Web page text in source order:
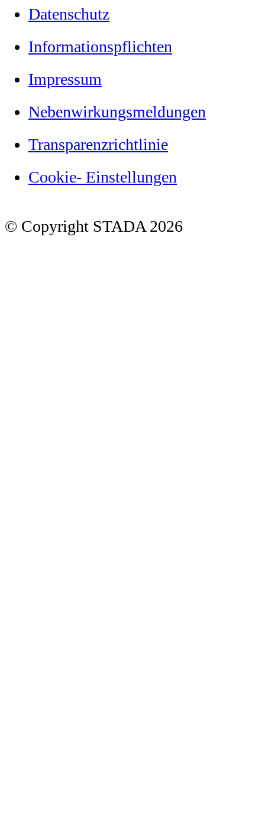
Datenschutz
Informationspflichten
Impressum
Nebenwirkungsmeldungen
Transparenzrichtlinie
Cookie- Einstellungen
© Copyright STADA 2026